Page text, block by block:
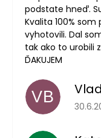
podstate hneď.
Kvalita 100%
vyhotovili. Dal
tak ako to urobili
ĎAKUJEM
VB